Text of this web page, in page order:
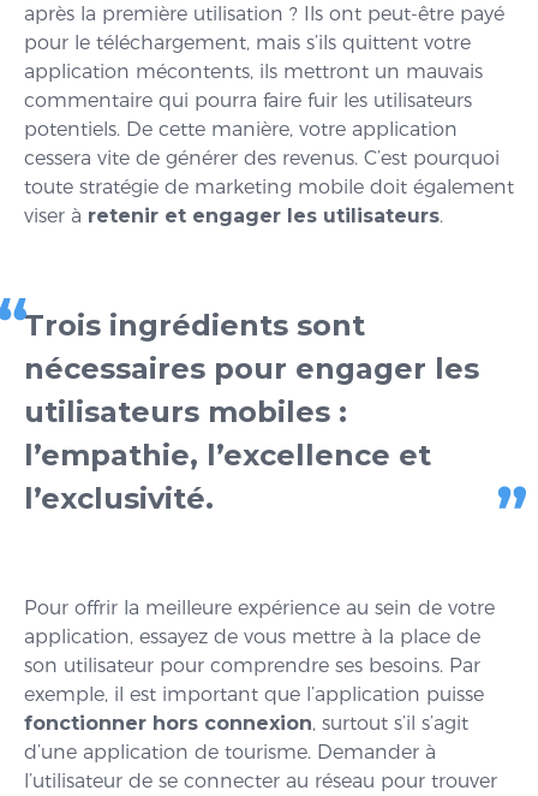
après la première utilisation ? Ils ont peut-être payé
pour le téléchargement, mais s’ils quittent votre
application mécontents, ils mettront un mauvais
commentaire qui pourra faire fuir les utilisateurs
potentiels. De cette manière, votre application
cessera vite de générer des revenus. C’est pourquoi
toute stratégie de marketing mobile doit également
viser à retenir et engager les utilisateurs.
Trois ingrédients sont
nécessaires pour engager les
utilisateurs mobiles :
l’empathie, l’excellence et
l’exclusivité.
Pour offrir la meilleure expérience au sein de votre
application, essayez de vous mettre à la place de
son utilisateur pour comprendre ses besoins. Par
exemple, il est important que l’application puisse
fonctionner hors connexion, surtout s’il s’agit
d’une application de tourisme. Demander à
l’utilisateur de se connecter au réseau pour trouver